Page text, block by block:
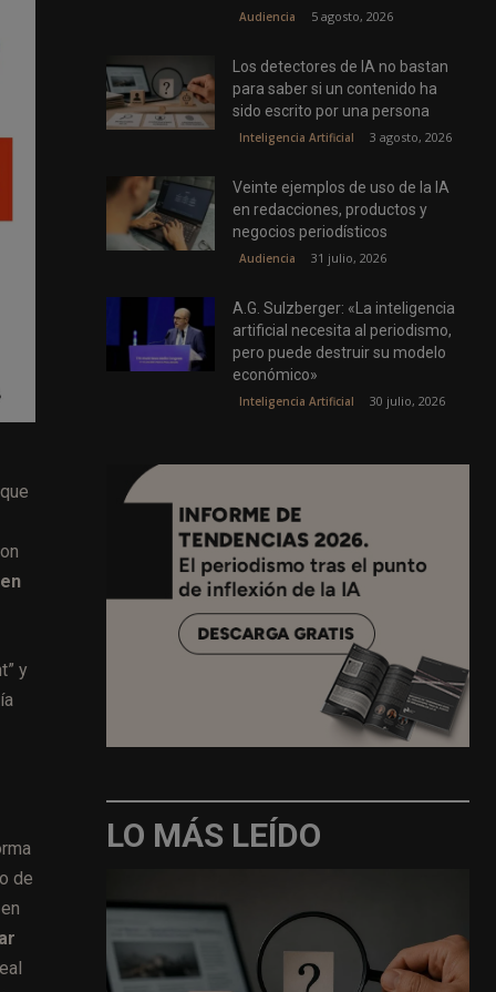
y
de
Audiencia 5 agosto, 2026
Los detectores de IA no bastan
para saber si un contenido ha
sido escrito por una persona
Inteligencia Artificial 3 agosto, 2026
Veinte ejemplos de uso de la IA
en redacciones, productos y
negocios periodísticos
Audiencia 31 julio, 2026
A.G. Sulzberger: «La inteligencia
artificial necesita al periodismo,
pero puede destruir su modelo
económico»
Inteligencia Artificial 30 julio, 2026
LO MÁS LEÍDO